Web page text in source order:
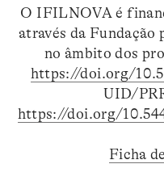
O IFILNOVA é
através da Fundação
no âmbito dos
https://doi.org/
UID/
https://doi.org/
Ficha